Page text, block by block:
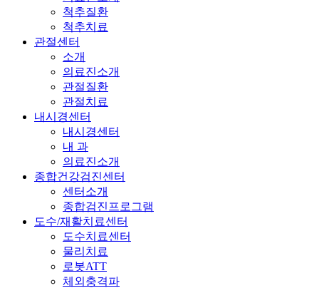
척추질환
척추치료
관절센터
소개
의료진소개
관절질환
관절치료
내시경센터
내시경센터
내 과
의료진소개
종합건강검진센터
센터소개
종합검진프로그램
도수/재활치료센터
도수치료센터
물리치료
로봇ATT
체외충격파